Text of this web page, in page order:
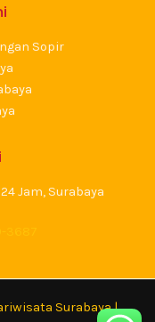
Sopir
Jam, Surabaya
Surabaya|